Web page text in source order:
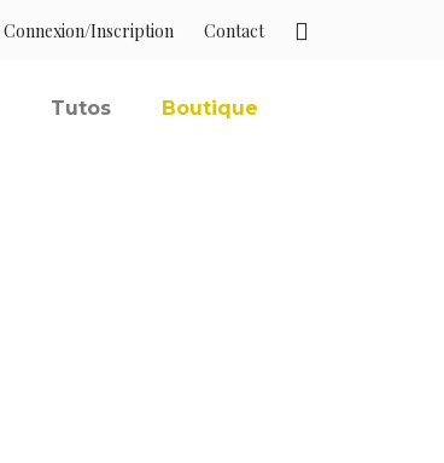
Connexion/Inscription Contact
Tutos Boutique